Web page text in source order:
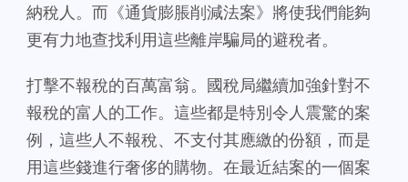
納稅人。而《通貨膨脹削減法案》將使我們能夠
更有力地查找利用這些離岸騙局的避稅者。
打擊不報稅的百萬富翁。國稅局繼續加強針對不
報稅的富人的工作。這些都是特別令人震驚的案
例，這些人不報稅、不支付其應繳的份額，而是
用這些錢進行奢侈的購物。在最近結案的一個案